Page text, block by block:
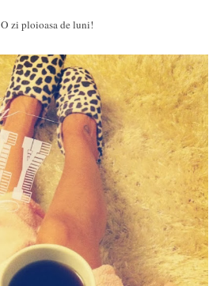
O zi ploioasa de luni!